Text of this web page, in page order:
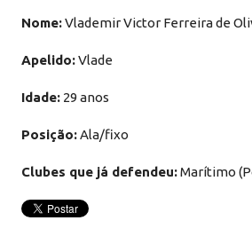
Nome:Vlademir Victor Ferreira de
Apelido:Vlade
Idade: 29 anos
Posição:Ala/fixo
Clubes que já defendeu:Marítimo